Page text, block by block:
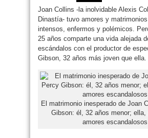
Joan Collins -la inolvidable Alexis
Dinastía- tuvo amores y
intensos, enfermos y polémicos.
25 años comparte una vida alejada
escándalos con el productor de
Gibson, 32 años más joven que ella.
El matrimonio inesperado de Joan
Gibson: él, 32 años menor; ella,
amores escandalosos